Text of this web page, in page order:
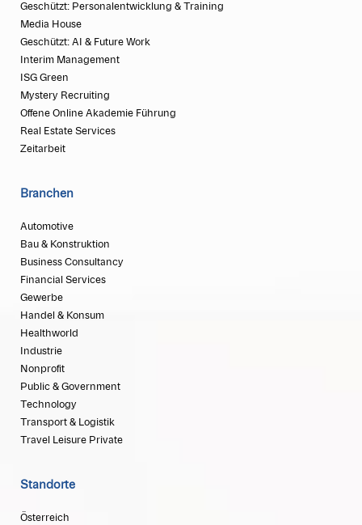
Geschützt: Personalentwicklung & Training
Media House
Geschützt: AI & Future Work
Interim Management
ISG Green
Mystery Recruiting
Offene Online Akademie Führung
Real Estate Services
Zeitarbeit
Branchen
Automotive
Bau & Konstruktion
Business Consultancy
Financial Services
Gewerbe
Handel & Konsum
Healthworld
Industrie
Nonprofit
Public & Government
Technology
Transport & Logistik
Travel Leisure Private
Standorte
Österreich